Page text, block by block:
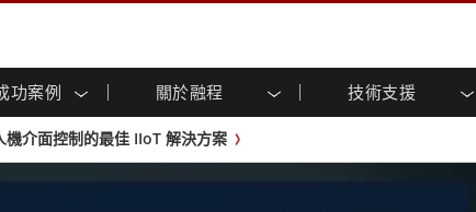
功案例 關於融程 技術支援
業顯示器
點觸控 (投射電
不銹鋼系列
人機介面 (投射電容觸控)
工智慧就緒
通運輸解決方案 食品藥廠解決方案
資人專區
載專區
件共享
聞與活動
頻道 虛擬實境展會
介面控制的最佳 IIoT 解決方案